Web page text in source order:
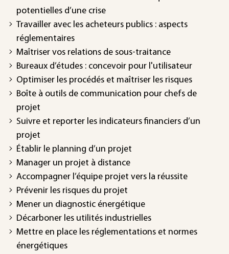
potentielles d’une crise
Travailler avec les acheteurs publics : aspects
réglementaires
Maîtriser vos relations de sous-traitance
Bureaux d’études : concevoir pour l'utilisateur
Optimiser les procédés et maîtriser les risques
Boîte à outils de communication pour chefs de
projet
Suivre et reporter les indicateurs financiers d’un
projet
Établir le planning d’un projet
Manager un projet à distance
Accompagner l’équipe projet vers la réussite
Prévenir les risques du projet
Mener un diagnostic énergétique
Décarboner les utilités industrielles
Mettre en place les réglementations et normes
énergétiques